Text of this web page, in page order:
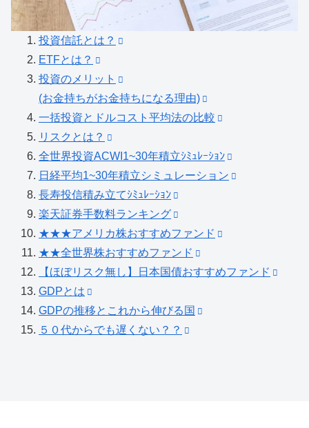
投資信託とは？
ETFとは？
投資のメリット
(お金持ちがお金持ちになる理由)
一括投資とドルコスト平均法の比較
リスクとは？
全世界投資ACWI1~30年積立ｼﾐｭﾚｰｼｮﾝ
日経平均1~30年積立シミュレーション
長寿投信積み立てｼﾐｭﾚｰｼｮﾝ
楽天証券手数料ランキング
★★★アメリカ株おすすめファンド
★★全世界株おすすめファンド
【ほぼリスク無し】日本国債おすすめファンド
GDPとは
GDPの推移とこれから伸びる国
５０代からでも遅くない？？